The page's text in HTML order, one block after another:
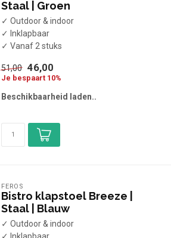
Staal | Groen
✓ Outdoor & indoor
✓ Inklapbaar
✓ Vanaf 2 stuks
51,00 46,00
Je bespaart 10%
Beschikbaarheid laden..
FEROS
Bistro klapstoel Breeze |
Staal | Blauw
✓ Outdoor & indoor